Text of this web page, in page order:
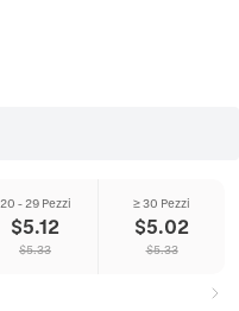
20 - 29 Pezzi
$5.12
$5.33
≥ 30 Pezzi
$5.02
$5.33